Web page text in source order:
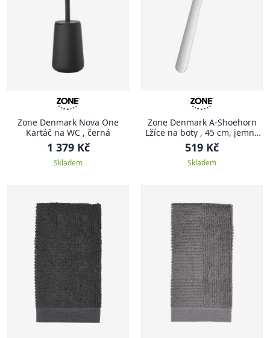
Zone Denmark Nova One
Kartáč na WC , černá
1 379 Kč
Skladem
Zone Denmark A-Shoehorn
Lžíce na boty , 45 cm, jemně
šedá
519 Kč
Skladem